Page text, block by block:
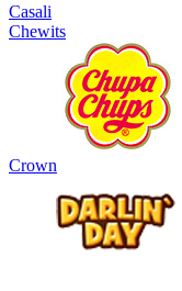
Casali
Chewits
Crown